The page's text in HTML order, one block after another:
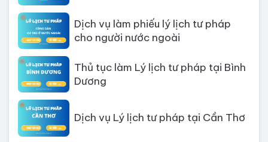
Dịch vụ làm phiếu lý lịch tư pháp
cho người nước ngoài
Thủ tục làm Lý lịch tư pháp tại Bình
Dương
Dịch vụ Lý lịch tư pháp tại Cần Thơ